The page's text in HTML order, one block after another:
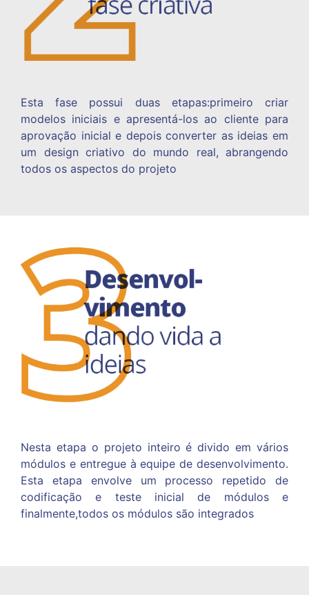
Esta fase possui duas etapas:primeiro criar
modelos iniciais e apresentá-los ao clientepara
aprovação inicial e depois converter as ideias em
um design criativo do mundo real, abrangendo
todos os aspectos do projeto
Nesta etapa o projeto inteiro é divido em vários
módulos e entregue à equipe de desenvolvimento.
Esta etapa envolve um processo repetido de
codificação e teste inicial de módulos e
finalmente,todos os módulos são integrados